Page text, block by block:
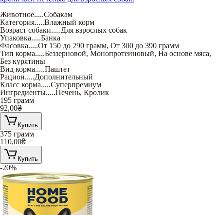
Животное.....Собакам
Категория.....Влажный корм
Возраст собаки.....Для взрослых собак
Упаковка.....Банка
Фасовка.....От 150 до 290 грамм, От 300 до 390 грамм
Тип корма.....Беззерновой, Монопротеиновый, На основе мяса,
Без курятины
Вид корма.....Паштет
Рацион.....Дополнительный
Класс корма.....Суперпремиум
Ингредиенты.....Печень, Кролик
195 грамм
92,00₴
Купить
375 грамм
110,00₴
Купить
-20%